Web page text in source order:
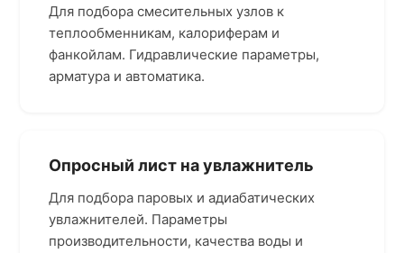
Для подбора смесительных узлов к
теплообменникам, калориферам и
фанкойлам. Гидравлические параметры,
арматура и автоматика.
Опросный лист на увлажнитель
Для подбора паровых и адиабатических
увлажнителей. Параметры
производительности, качества воды и